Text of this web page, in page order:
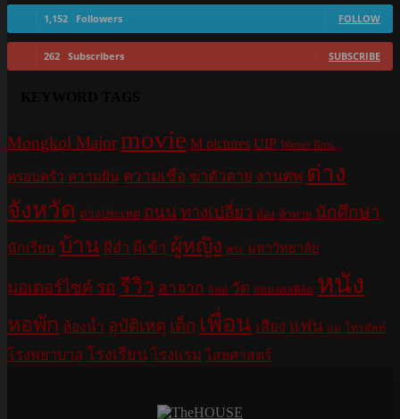
1,152 Followers FOLLOW
262 Subscribers SUBSCRIBE
Mongkol Majormovie M pictures UIP Warner Bros.
ครอบครัว ความฝัน ความเชื่อ ฆ่าตัวตาย งานศพ ต่าง
จังหวัด ต่างประเทศ ถนนทางเปลี่ยว ท้อง ท้าทาย นักศึกษา
นักเรียน บ้าน ผีอำ ผีเข้า ผู้หญิง พระ มหาวิทยาลัย
มอเตอร์ไซค์ รถ รีวิว ลาจาก ลิฟท์ วัด สหมงคลฟิล์ม หนัง
หอพัก ห้องน้ำ อุบัติเหตุ เด็ก เพื่อน เสียง แฟน แม่ โทรศัพท์
โรงพยาบาล โรงเรียน โรงแรม ไสยศาสตร์